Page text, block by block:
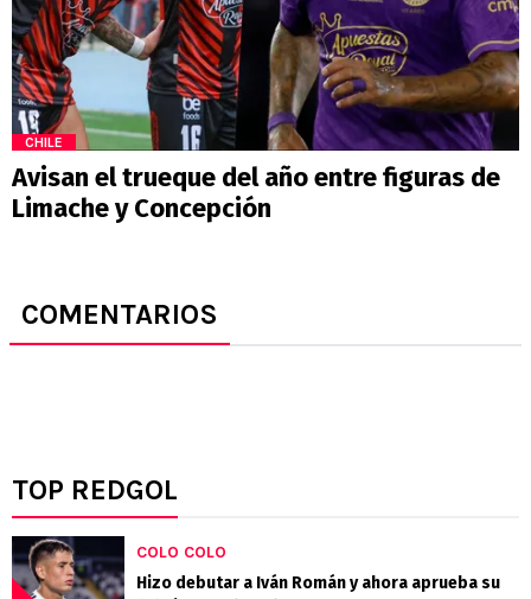
CHILE
Avisan el trueque del año entre figuras de
Limache y Concepción
COMENTARIOS
TOP REDGOL
COLO COLO
Hizo debutar a Iván Román y ahora aprueba su